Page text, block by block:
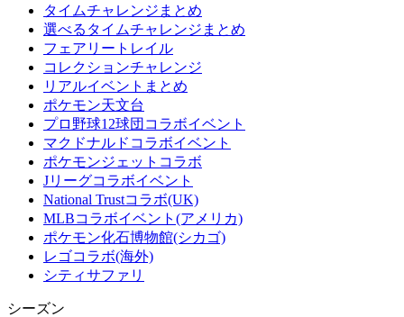
タイムチャレンジまとめ
選べるタイムチャレンジまとめ
フェアリートレイル
コレクションチャレンジ
リアルイベントまとめ
ポケモン天文台
プロ野球12球団コラボイベント
マクドナルドコラボイベント
ポケモンジェットコラボ
Jリーグコラボイベント
National Trustコラボ(UK)
MLBコラボイベント(アメリカ)
ポケモン化石博物館(シカゴ)
レゴコラボ(海外)
シティサファリ
シーズン